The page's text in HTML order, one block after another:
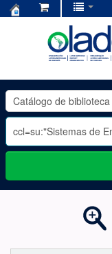
OLADE
-